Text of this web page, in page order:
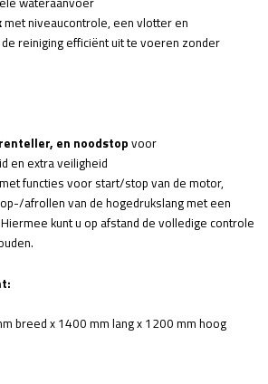
met niveaucontrole, een vlotter en
reiniging efficiënt uit te voeren zonder
en noodstop voor
en extra veiligheid
met functies voor start/stop van de motor,
afrollen van de hogedrukslang met een
kunt u op afstand de volledige controle
breed x 1400 mm lang x 1200 mm hoog